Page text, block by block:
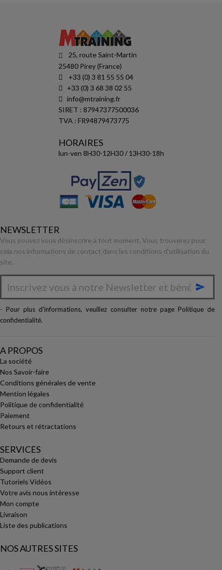
25, route Saint-Martin
25480 Pirey (France)
+33 (0) 3 81 55 55 04
+33 (0) 3 68 38 02 55
info@mtraining.fr
SIRET : 87947377500036
TVA : FR94879473775
HORAIRES
lun-ven 8H30-12H30 / 13H30-18h
NEWSLETTER
Vous pouvez vous désinscrire à tout moment. Vous trouverez pour
cela nos informations de contact dans les conditions d'utilisation du
site.

- Pour plus d'informations, veuillez consulter notre page Politique de
confidentialité.
A PROPOS
La société
Nos Savoir-faire
Conditions générales de vente
Mention légales
Politique de confidentialité
Paiement
Retours et rétractations
SERVICES
Demande de devis
Support client
Tutoriels Vidéos
Votre avis nous intéresse
Mon compte
Livraison
Liste des publications
NOS AUTRES SITES